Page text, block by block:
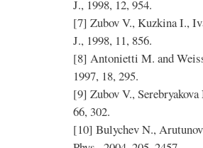
J., 1998, 12, 954.
[7] Zubov V., Kuzkina I.,
J., 1998, 11, 856.
[8] Antonietti M. and
1997, 18, 295.
[9] Zubov V.,
66, 302.
[10] Bulychev N.,